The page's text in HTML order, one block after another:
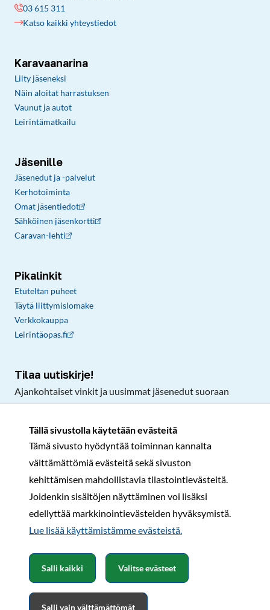
Tällä sivustolla käytetään evästeitä
Tämä sivusto hyödyntää toiminnan kannalta
välttämättömiä evästeitä sekä sivuston
kehittämisen mahdollistavia tilastointievästeitä.
Joidenkin sisältöjen näyttäminen voi lisäksi
edellyttää markkinointievästeiden hyväksymistä.
Lue lisää käyttämistämme evästeistä.​​​​​​
Salli kaikki
Salli vain välttämättömät
Valitse evästeet
03 615 311
Katso kaikki yhteystiedot
Karavaanarina
Liity jäseneksi
Näin aloitat harrastuksen
Vaunut ja autot
Leirintämatkailu
Jäsenille
Jäsenedut ja -palvelut
Kerhotoiminta
Omat jäsentiedot
Sähköinen jäsenkortti
Caravan-lehti
Pikalinkit
Etuteltan puheet
Täytä liittymislomake
Verkkokauppa
Leirintäopas.fi
Tilaa uutiskirje!
Ajankohtaiset vinkit ja uusimmat jäsenedut suoraan
Rekisteri- ja tietosuojaselosteSopimusehdot